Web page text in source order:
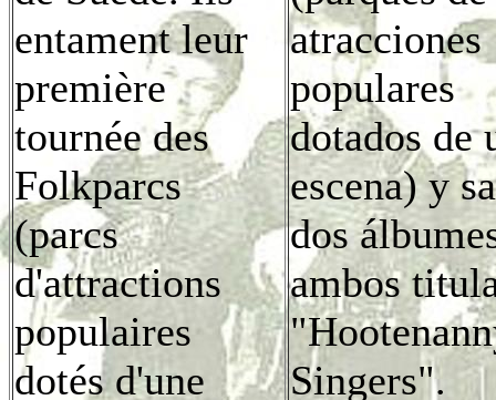
entament leur
première
tournée des
Folkparcs
(parcs
d'attractions
populaires
dotés d'une
atracciones
populares
dotados de
escena) y
dos
ambos
Singers".